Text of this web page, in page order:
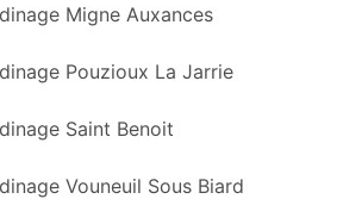
Migne Auxances
Pouzioux La Jarrie
Saint Benoit
Vouneuil Sous Biard